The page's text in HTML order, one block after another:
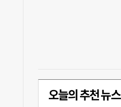
오늘의 추천 뉴스